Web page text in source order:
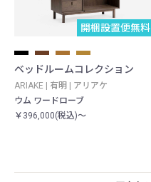
開梱設置便無料
ベッドルームコレクション
ARIAKE | 有明 | アリアケ
ウム ワードローブ
￥396,000(税込)～